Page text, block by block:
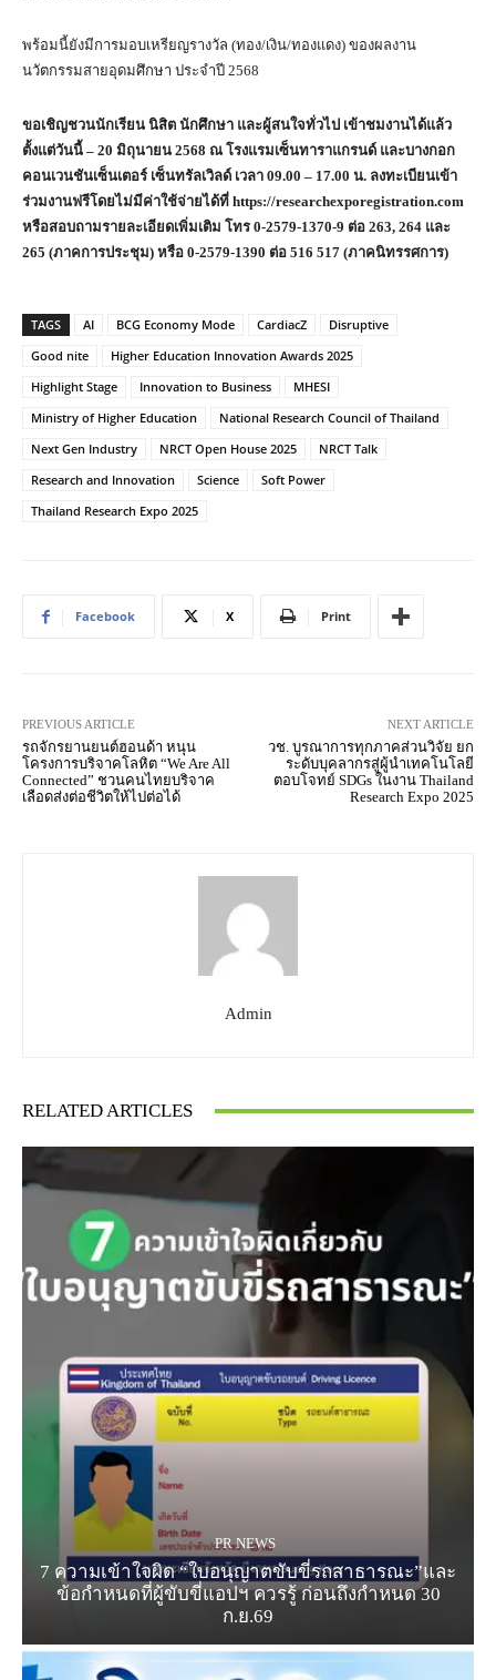
พร้อมนี้ยังมีการมอบเหรียญรางวัล (ทอง/เงิน/ทองแดง) ของผลงาน
นวัตกรรมสายอุดมศึกษา ประจำปี 2568
ขอเชิญชวนนักเรียน นิสิต นักศึกษา และผู้สนใจทั่วไป เข้าชมงานได้แล้ว
ตั้งแต่วันนี้ – 20 มิถุนายน 2568 ณ โรงแรมเซ็นทาราแกรนด์ และบางกอก
คอนเวนชันเซ็นเตอร์ เซ็นทรัลเวิลด์ เวลา 09.00 – 17.00 น. ลงทะเบียนเข้า
ร่วมงานฟรีโดยไม่มีค่าใช้จ่ายได้ที่ https://researchexporegistration.com
หรือสอบถามรายละเอียดเพิ่มเติม โทร 0-2579-1370-9 ต่อ 263, 264 และ
265 (ภาคการประชุม) หรือ 0-2579-1390 ต่อ 516 517 (ภาคนิทรรศการ)
TAGS AI BCG Economy Mode CardiacZ
Disruptive
Good nite
Higher Education Innovation Awards 2025
Highlight Stage
Innovation to Business
MHESI
Ministry of Higher Education
National Research Council of Thailand
Next Gen Industry
NRCT Open House 2025
NRCT Talk
Research and Innovation
Science
Soft Power
Thailand Research Expo 2025
Facebook X Print
PREVIOUS ARTICLE
รถจักรยานยนต์ฮอนด้า หนุน
โครงการบริจาคโลหิต “We Are All
Connected” ชวนคนไทยบริจาค
เลือดส่งต่อชีวิตให้ไปต่อได้
NEXT ARTICLE
วช. บูรณาการทุกภาคส่วนวิจัย ยก
ระดับบุคลากรสู่ผู้นำเทคโนโลยี
ตอบโจทย์ SDGs ในงาน Thailand
Research Expo 2025
Admin
RELATED ARTICLES
PR NEWS
7 ความเข้าใจผิด “ใบอนุญาตขับขี่รถสาธารณะ”และ
ข้อกำหนดที่ผู้ขับขี่แอปฯ ควรรู้ ก่อนถึงกำหนด 30
ก.ย.69